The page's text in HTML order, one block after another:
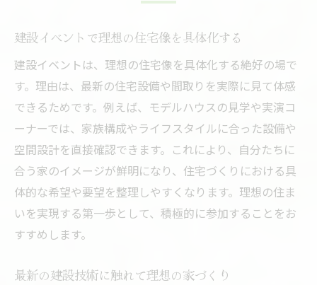
建設イベントで理想の住宅像を具体化する
建設イベントは、理想の住宅像を具体化する絶好の場で
す。理由は、最新の住宅設備や間取りを実際に見て体感
できるためです。例えば、モデルハウスの見学や実演コ
ーナーでは、家族構成やライフスタイルに合った設備や
空間設計を直接確認できます。これにより、自分たちに
合う家のイメージが鮮明になり、住宅づくりにおける具
体的な希望や要望を整理しやすくなります。理想の住ま
いを実現する第一歩として、積極的に参加することをお
すすめします。
最新の建設技術に触れて理想の家づくり